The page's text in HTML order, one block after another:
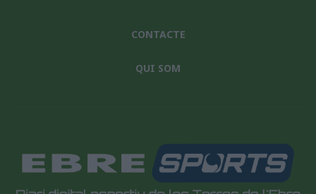
CONTACTE
QUI SOM